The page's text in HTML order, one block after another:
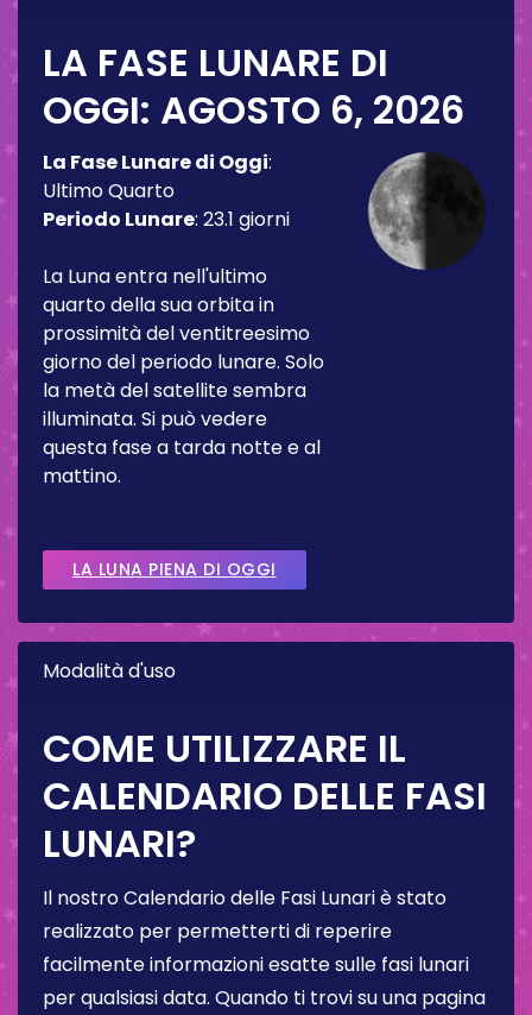
LA FASE LUNARE DI
OGGI: AGOSTO 6, 2026
La Fase Lunare di Oggi:
Ultimo Quarto
Periodo Lunare: 23.1 giorni
La Luna entra nell'ultimo
quarto della sua orbita in
prossimità del ventitreesimo
giorno del periodo lunare. Solo
la metà del satellite sembra
illuminata. Si può vedere
questa fase a tarda notte e al
mattino.
LA LUNA PIENA DI OGGI
Modalità d'uso
COME UTILIZZARE IL
CALENDARIO DELLE FASI
LUNARI?
Il nostro Calendario delle Fasi Lunari è stato
realizzato per permetterti di reperire
facilmente informazioni esatte sulle fasi lunari
per qualsiasi data. Quando ti trovi su una pagina